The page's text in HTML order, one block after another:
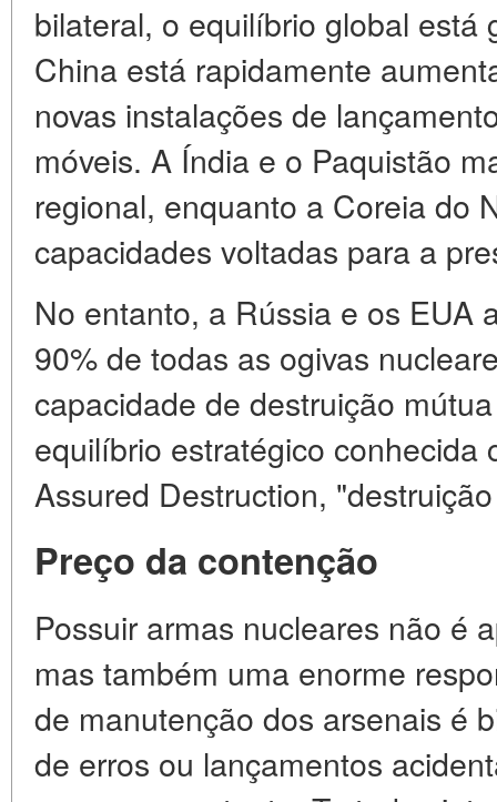
bilateral, o equilíbrio global
China está rapidamente
novas instalações de
móveis. A Índia e o Paquistão
regional, enquanto a Coreia do
capacidades voltadas para a
No entanto, a Rússia e os EUA
90% de todas as ogivas
capacidade de destruição
equilíbrio estratégico conhecida
Assured Destruction,
Preço da contenção
Possuir armas nucleares não é
mas também uma enorme
de manutenção dos arsenais é
de erros ou lançamentos